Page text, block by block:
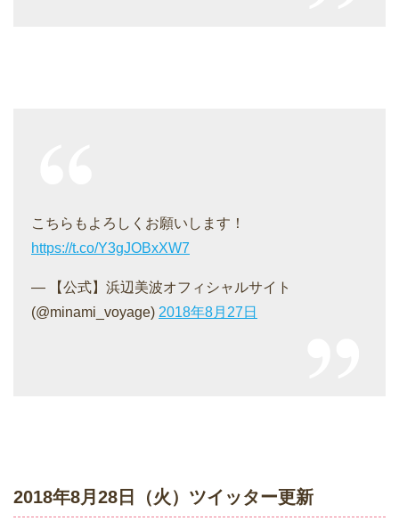
こちらもよろしくお願いします！
https://t.co/Y3gJOBxXW7
— 【公式】浜辺美波オフィシャルサイト
(@minami_voyage) 2018年8月27日
2018年8月28日（火）ツイッター更新